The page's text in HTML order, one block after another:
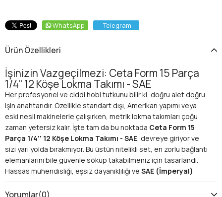
WhatsApp Telegram
Ürün Özellikleri
İşinizin Vazgeçilmezi: Ceta Form 15 Parça
1/4'' 12 Köşe Lokma Takımı - SAE
Her profesyonel ve ciddi hobi tutkunu bilir ki, doğru alet doğru
işin anahtarıdır. Özellikle standart dışı, Amerikan yapımı veya
eski nesil makinelerle çalışırken, metrik lokma takımları çoğu
zaman yetersiz kalır. İşte tam da bu noktada Ceta Form 15
Parça 1/4'' 12 Köşe Lokma Takımı - SAE, devreye giriyor ve
sizi yarı yolda bırakmıyor. Bu üstün nitelikli set, en zorlu bağlantı
elemanlarını bile güvenle söküp takabilmeniz için tasarlandı.
Hassas mühendisliği, eşsiz dayanıklılığı ve SAE (İmperyal)
ölçüstandartlarına tam uyumuyla, atölyenizdeki en değerli
yardımcınız olmaya aday.
Yorumlar(0)